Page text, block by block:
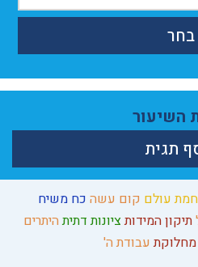
עולם קום עשה כח משיח
תיקון המידותציונות דתיתהיתרים
מחלוקתעבודת ה'
בחר
השיעור
תגית